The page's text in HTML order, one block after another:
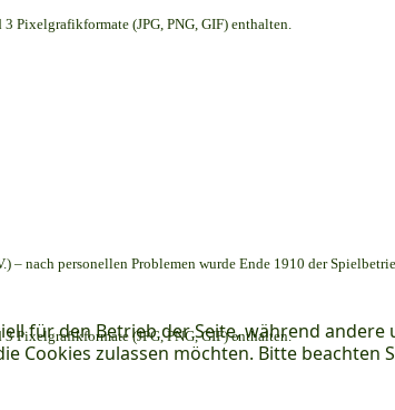
für den Betrieb der Seite, während
Cookies zulassen möchten. Bitte
Pixelgrafikformate (JPG, PNG, GIF) enthalten.
– nach personellen Problemen wurde Ende 1910 der
Pixelgrafikformate (JPG, PNG, GIF) enthalten.